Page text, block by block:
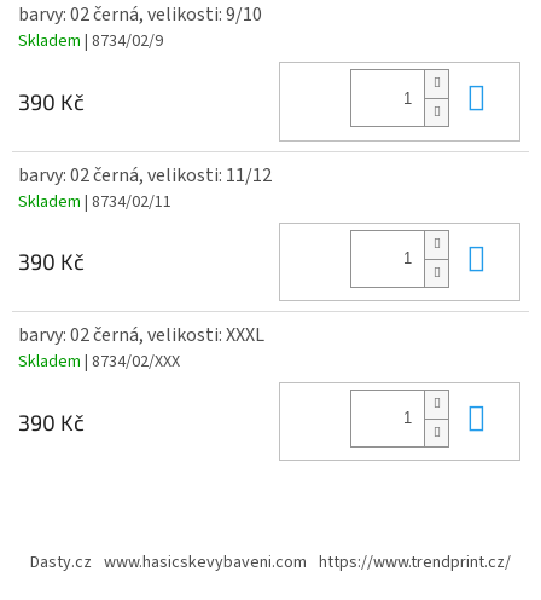
barvy: 02 černá, velikosti: 9/10
Skladem | 8734/02/9
390 Kč
barvy: 02 černá, velikosti: 11/12
Skladem | 8734/02/11
390 Kč
barvy: 02 černá, velikosti: XXXL
Skladem | 8734/02/XXX
390 Kč
Dasty.cz www.hasicskevybaveni.com https://www.trendprint.cz/